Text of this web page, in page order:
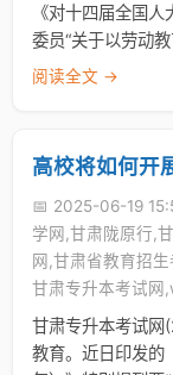
《对十四届全国
委员“关于以劳动
阅读全文 →
高校将如何开
📅 2025-06-19
学网,甘肃陇原行,
网,甘肃省教育招
甘肃专升本考试
甘肃专升本考试
教育。近日印发